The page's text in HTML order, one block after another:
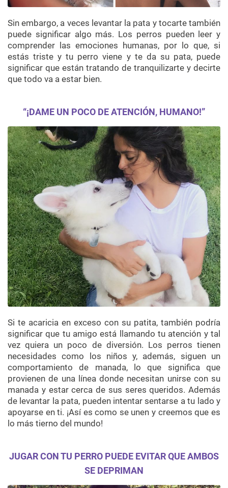
Sin embargo, a veces levantar la pata y tocarte también
puede significar algo más. Los perros pueden leer y
comprender las emociones humanas, por lo que, si
estás triste y tu perro viene y te da su pata, puede
significar que están tratando de tranquilizarte y decirte
que todo va a estar bien.
“¡DAME UN POCO DE ATENCIÓN, HUMANO!”
Si te acaricia en exceso con su patita, también podría
significar que tu amigo está llamando tu atención y tal
vez quiera un poco de diversión. Los perros tienen
necesidades como los niños y, además, siguen un
comportamiento de manada, lo que significa que
provienen de una línea donde necesitan unirse con su
manada y estar cerca de sus seres queridos. Además
de levantar la pata, pueden intentar sentarse a tu lado y
apoyarse en ti. ¡Así es como se unen y creemos que es
lo más tierno del mundo!
JUGAR CON TU PERRO PUEDE EVITAR QUE AMBOS
SE DEPRIMAN